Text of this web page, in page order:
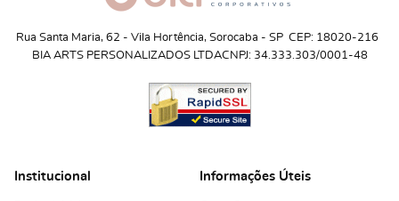
Rua Santa Maria, 62 - Vila Hortência, Sorocaba - SP CEP: 18020-216
BIA ARTS PERSONALIZADOS LTDACNPJ: 34.333.303/0001-48
Institucional Informações Úteis